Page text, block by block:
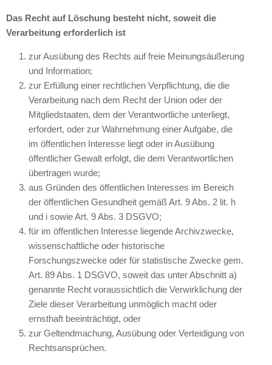
Das Recht auf Löschung besteht nicht, soweit die
Verarbeitung erforderlich ist
zur Ausübung des Rechts auf freie Meinungsäußerung
und Information;
zur Erfüllung einer rechtlichen Verpflichtung, die die
Verarbeitung nach dem Recht der Union oder der
Mitgliedstaaten, dem der Verantwortliche unterliegt,
erfordert, oder zur Wahrnehmung einer Aufgabe, die
im öffentlichen Interesse liegt oder in Ausübung
öffentlicher Gewalt erfolgt, die dem Verantwortlichen
übertragen wurde;
aus Gründen des öffentlichen Interesses im Bereich
der öffentlichen Gesundheit gemäß Art. 9 Abs. 2 lit. h
und i sowie Art. 9 Abs. 3 DSGVO;
für im öffentlichen Interesse liegende Archivzwecke,
wissenschaftliche oder historische
Forschungszwecke oder für statistische Zwecke gem.
Art. 89 Abs. 1 DSGVO, soweit das unter Abschnitt a)
genannte Recht voraussichtlich die Verwirklichung der
Ziele dieser Verarbeitung unmöglich macht oder
ernsthaft beeinträchtigt, oder
zur Geltendmachung, Ausübung oder Verteidigung von
Rechtsansprüchen.